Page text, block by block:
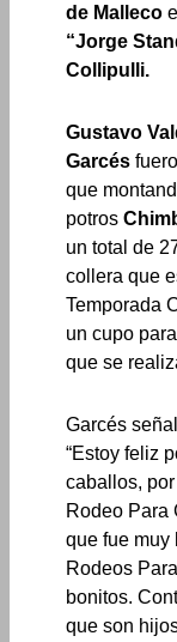
de Malleco
“Jorge
Collipulli.
Gustavo
Garcés
que
potros
un total de
collera que
Temporada
un cupo
que se
Garcés
“Estoy feliz
caballos,
Rodeo Para
que fue muy
Rodeos
bonitos.
que son